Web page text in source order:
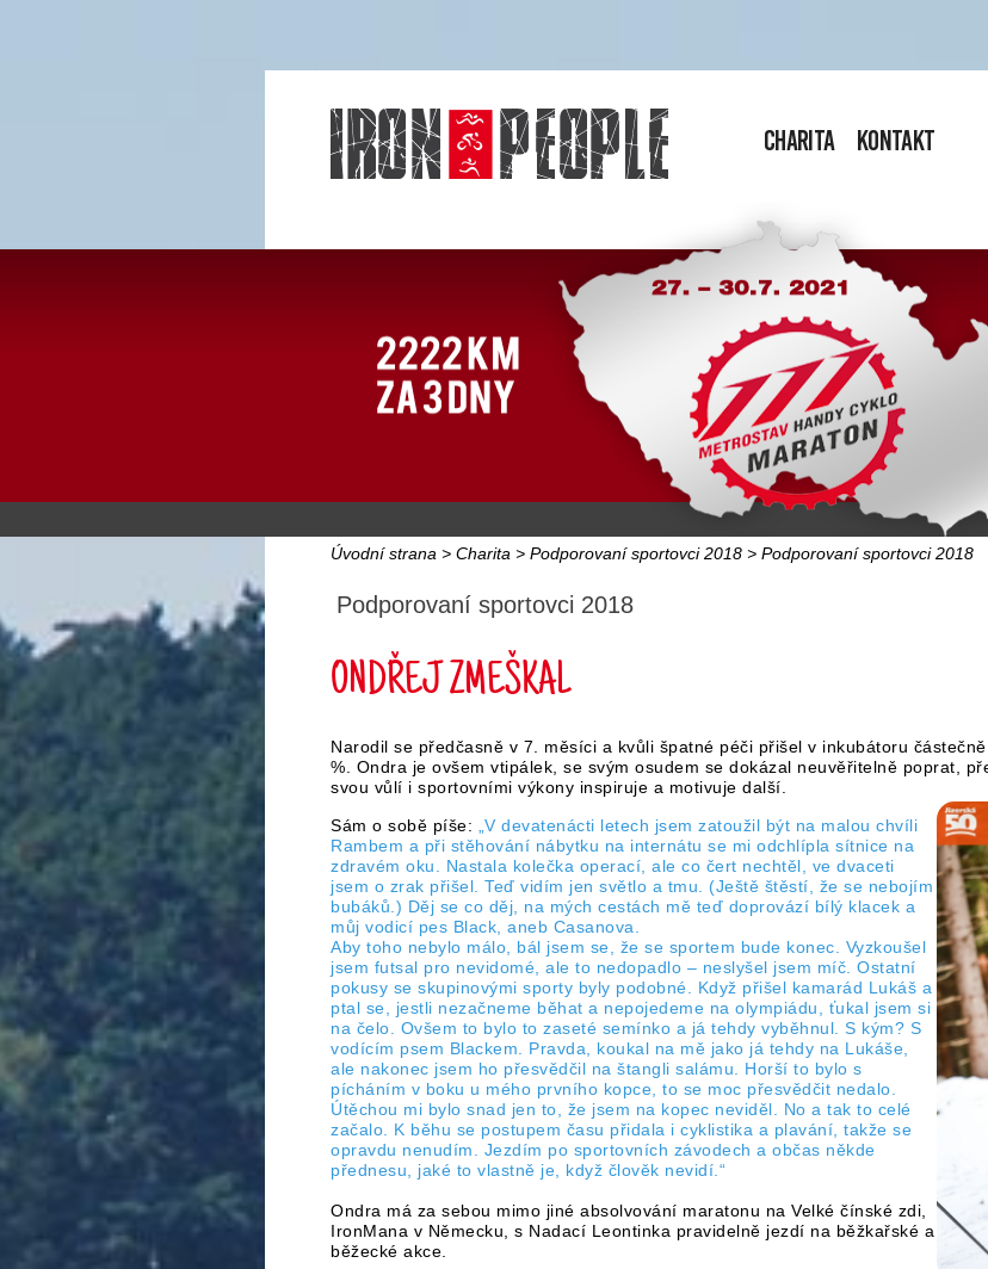
Charita Kontakt
Úvodní strana > Charita > Podporovaní sportovci 2018 > Podporovaní sportovci 2018
Podporovaní sportovci 2018
ONDŘEJ ZMEŠKAL
Narodil se předčasně v 7. měsíci a kvůli špatné péči přišel v inkubátoru
%. Ondra je ovšem vtipálek, se svým osudem se dokázal neuvěřitelně poprat,
svou vůlí i sportovními výkony inspiruje a motivuje další.
Sám o sobě píše:
„V devatenácti letech jsem zatoužil být na malou chvíli
Rambem a při stěhování nábytku na internátu se mi odchlípla sítnice na
zdravém oku. Nastala kolečka operací, ale co čert nechtěl, ve dvaceti
jsem o zrak přišel. Teď vidím jen světlo a tmu. (Ještě štěstí, že se nebojím
bubáků.) Děj se co děj, na mých cestách mě teď doprovází bílý klacek a
můj vodicí pes Black, aneb Casanova.
Aby toho nebylo málo, bál jsem se, že se sportem bude konec. Vyzkoušel
jsem futsal pro nevidomé, ale to nedopadlo – neslyšel jsem míč. Ostatní
pokusy se skupinovými sporty byly podobné. Když přišel kamarád Lukáš a
ptal se, jestli nezačneme běhat a nepojedeme na olympiádu, ťukal jsem si
na čelo. Ovšem to bylo to zaseté semínko a já tehdy vyběhnul. S kým? S
vodícím psem Blackem. Pravda, koukal na mě jako já tehdy na Lukáše,
ale nakonec jsem ho přesvědčil na štangli salámu. Horší to bylo s
pícháním v boku u mého prvního kopce, to se moc přesvědčit nedalo.
Útěchou mi bylo snad jen to, že jsem na kopec neviděl. No a tak to celé
začalo. K běhu se postupem času přidala i cyklistika a plavání, takže se
opravdu nenudím. Jezdím po sportovních závodech a občas někde
přednesu, jaké to vlastně je, když člověk nevidí.“
Ondra má za sebou mimo jiné absolvování maratonu na Velké čínské zdi,
IronMana v Německu, s Nadací Leontinka pravidelně jezdí na běžkařské a
běžecké akce.